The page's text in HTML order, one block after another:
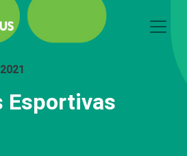
Esportivas